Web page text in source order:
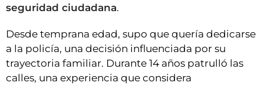
seguridad ciudadana.
Desde temprana edad, supo que quería dedicarse
a la policía, una decisión influenciada por su
trayectoria familiar. Durante 14 años patrulló las
calles, una experiencia que considera